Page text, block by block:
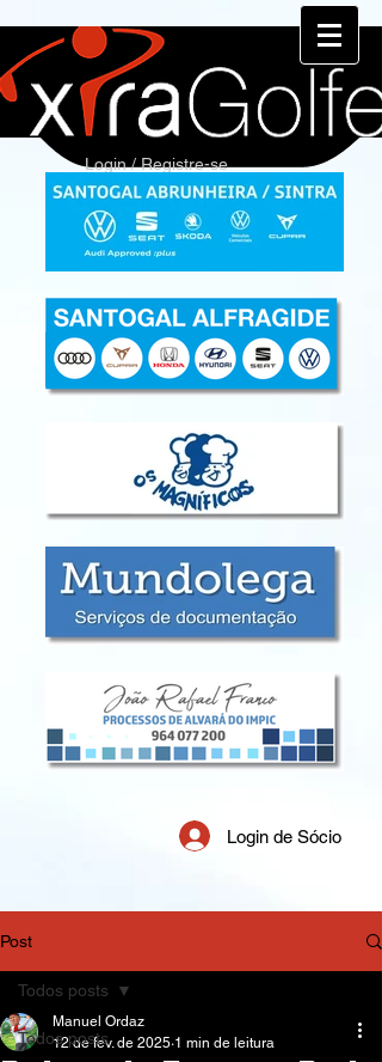
Login / Registre-se
Login de Sócio
Post
Todos posts
Todos posts
Manuel Ordaz
12 de fev. de 2025 1 min de leitura